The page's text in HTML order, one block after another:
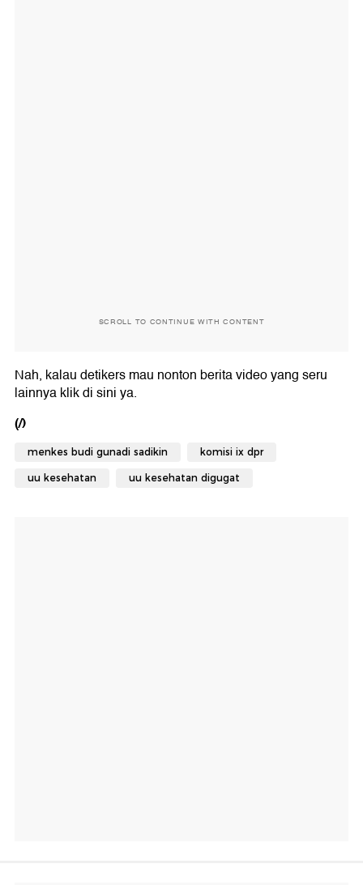
SCROLL TO CONTINUE WITH CONTENT
Nah, kalau detikers mau nonton berita video yang seru
lainnya klik di sini ya.
(/)
menkes budi gunadi sadikin komisi ix dpr
uu kesehatan uu kesehatan digugat